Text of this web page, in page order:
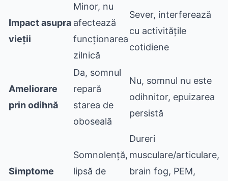
Impact asupra
vieții
Minor, nu
afectează
funcționarea
zilnică
Sever, interferează
cu activitățile
cotidiene
Ameliorare
prin odihnă
Da, somnul
repară
starea de
oboseală
Nu, somnul nu este
odihnitor, epuizarea
persistă
Simptome
Somnolență,
lipsă de
Dureri
musculare/articulare,
brain fog, PEM,